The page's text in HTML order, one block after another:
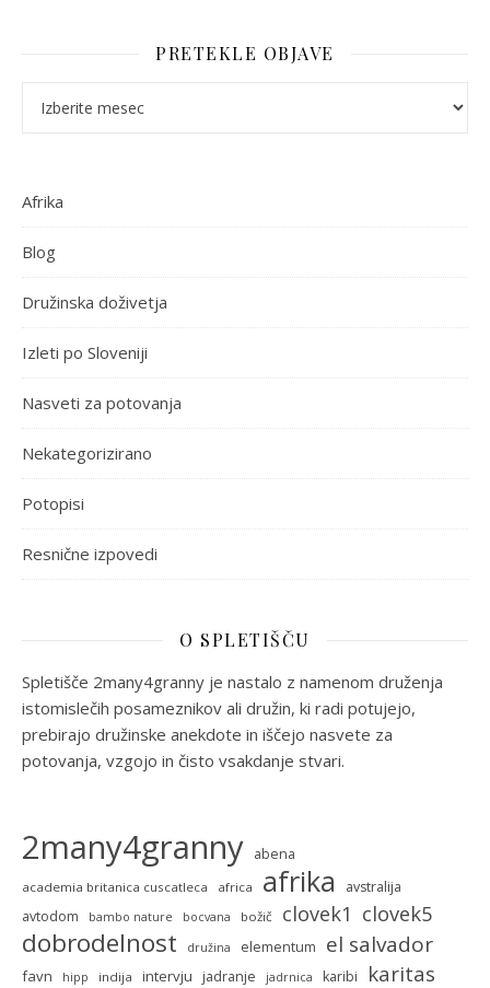
PRETEKLE OBJAVE
Afrika
Blog
Družinska doživetja
Izleti po Sloveniji
Nasveti za potovanja
Nekategorizirano
Potopisi
Resnične izpovedi
O SPLETIŠČU
Spletišče 2many4granny je nastalo z namenom druženja
istomislečih posameznikov ali družin, ki radi potujejo,
prebirajo družinske anekdote in iščejo nasvete za
potovanja, vzgojo in čisto vsakdanje stvari.
2many4granny abena
academia britanica cuscatleca africa afrika
avstralija
avtodom
bambo nature bocvana božič clovek1 clovek5
dobrodelnost družina elementum el salvador
favn hipp indija intervju jadranje jadrnica karibi karitas